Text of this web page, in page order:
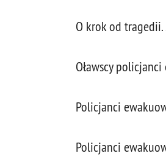
O krok od
Oławscy
Policjanci
Policjanci